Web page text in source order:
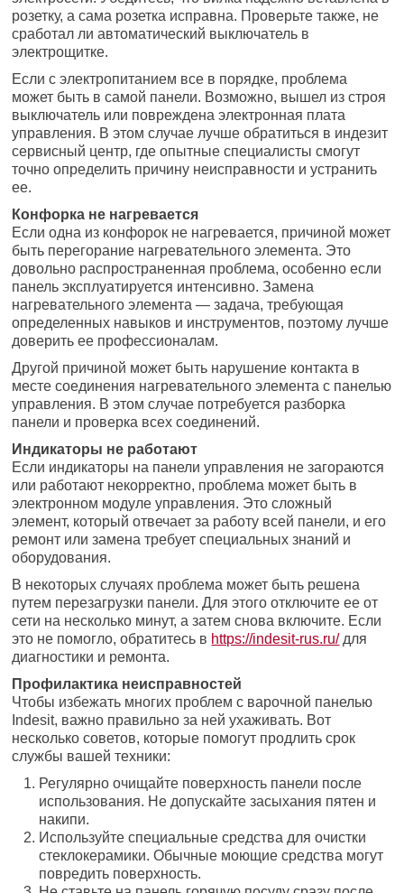
розетку, а сама розетка исправна. Проверьте также, не
сработал ли автоматический выключатель в
электрощитке.
Если с электропитанием все в порядке, проблема
может быть в самой панели. Возможно, вышел из строя
выключатель или повреждена электронная плата
управления. В этом случае лучше обратиться в индезит
сервисный центр, где опытные специалисты смогут
точно определить причину неисправности и устранить
ее.
Конфорка не нагревается
Если одна из конфорок не нагревается, причиной может
быть перегорание нагревательного элемента. Это
довольно распространенная проблема, особенно если
панель эксплуатируется интенсивно. Замена
нагревательного элемента — задача, требующая
определенных навыков и инструментов, поэтому лучше
доверить ее профессионалам.
Другой причиной может быть нарушение контакта в
месте соединения нагревательного элемента с панелью
управления. В этом случае потребуется разборка
панели и проверка всех соединений.
Индикаторы не работают
Если индикаторы на панели управления не загораются
или работают некорректно, проблема может быть в
электронном модуле управления. Это сложный
элемент, который отвечает за работу всей панели, и его
ремонт или замена требует специальных знаний и
оборудования.
В некоторых случаях проблема может быть решена
путем перезагрузки панели. Для этого отключите ее от
сети на несколько минут, а затем снова включите. Если
это не помогло, обратитесь в https://indesit-rus.ru/для
диагностики и ремонта.
Профилактика неисправностей
Чтобы избежать многих проблем с варочной панелью
Indesit, важно правильно за ней ухаживать. Вот
несколько советов, которые помогут продлить срок
службы вашей техники:
Регулярно очищайте поверхность панели после
использования. Не допускайте засыхания пятен и
накипи.
Используйте специальные средства для очистки
стеклокерамики. Обычные моющие средства могут
повредить поверхность.